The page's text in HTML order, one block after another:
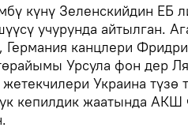
күнү Зеленскийдин ЕБ
учурунда айтылган.
канцлери
Урсула фон дер
Украина түзө
кепилдик жаатында АКШ